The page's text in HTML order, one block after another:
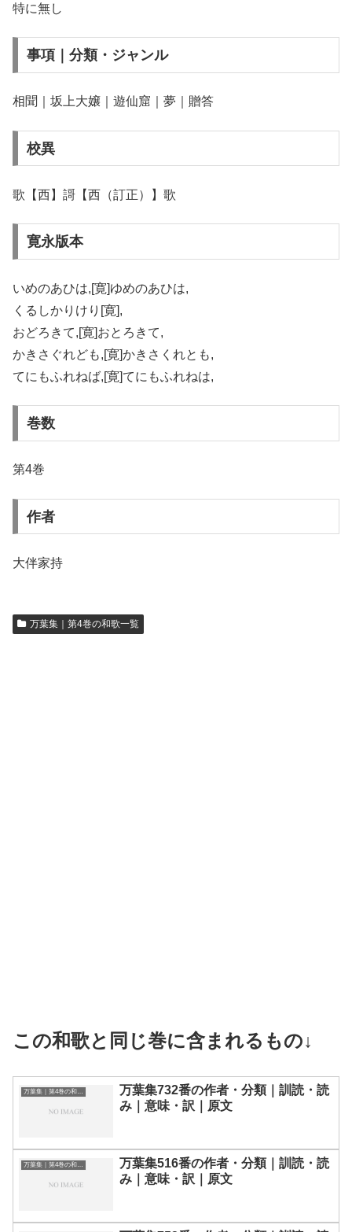
特に無し
事項｜分類・ジャンル
相聞｜坂上大嬢｜遊仙窟｜夢｜贈答
校異
歌【西】謌【西（訂正）】歌
寛永版本
いめのあひは,[寛]ゆめのあひは,
くるしかりけり[寛],
おどろきて,[寛]おとろきて,
かきさぐれども,[寛]かきさくれとも,
てにもふれねば,[寛]てにもふれねは,
巻数
第4巻
作者
大伴家持
万葉集｜第4巻の和歌一覧
この和歌と同じ巻に含まれるもの↓
万葉集732番の作者・分類｜訓読・読
み｜意味・訳｜原文
万葉集｜第4巻の和歌一覧
万葉集516番の作者・分類｜訓読・読
み｜意味・訳｜原文